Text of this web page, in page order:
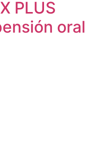
PLUS
oral